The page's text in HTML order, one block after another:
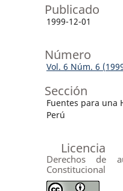
Publicado
1999-12-01
Número
Vol. 6 Núm. 6
Sección
Fuentes para una
Perú
Licencia
Derechos de
Constitucional